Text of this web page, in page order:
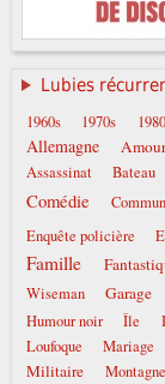
Lubies
1960s 1970s
Allemagne Amour
Assassinat
Bateau
Comédie
Enquête policière
Famille
Wiseman
Garage
Humour noir Île
Loufoque
Mariage
Militaire
Montagne